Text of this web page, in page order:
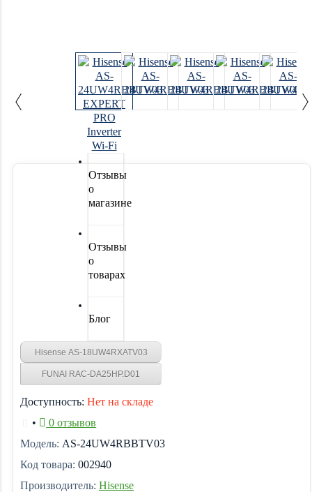
Новинки
Акции
Отзывы
о
магазине
Отзывы
о
товарах
Блог
Hisense AS-18UW4RXATV03
FUNAI RAC-DA25HP.D01
Доступность: Нет на складе
•
0 отзывов
Модель: AS-24UW4RBBTV03
Код товара: 002940
Производитель: Hisense